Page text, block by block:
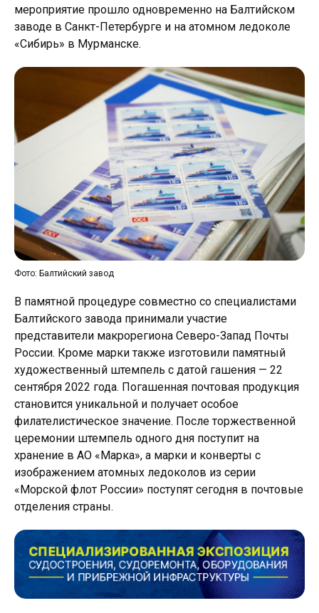
мероприятие прошло одновременно на Балтийском
заводе в Санкт-Петербурге и на атомном ледоколе
«Сибирь» в Мурманске.
Фото: Балтийский завод
В памятной процедуре совместно со специалистами
Балтийского завода принимали участие
представители макрорегиона Северо-Запад Почты
России. Кроме марки также изготовили памятный
художественный штемпель с датой гашения — 22
сентября 2022 года. Погашенная почтовая продукция
становится уникальной и получает особое
филателистическое значение. После торжественной
церемонии штемпель одного дня поступит на
хранение в АО «Марка», а марки и конверты с
изображением атомных ледоколов из серии
«Морской флот России» поступят сегодня в почтовые
отделения страны.